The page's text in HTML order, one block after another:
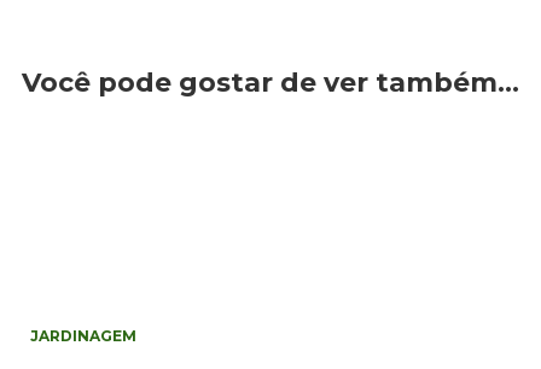
Você pode gostar de ver também…
JARDINAGEM